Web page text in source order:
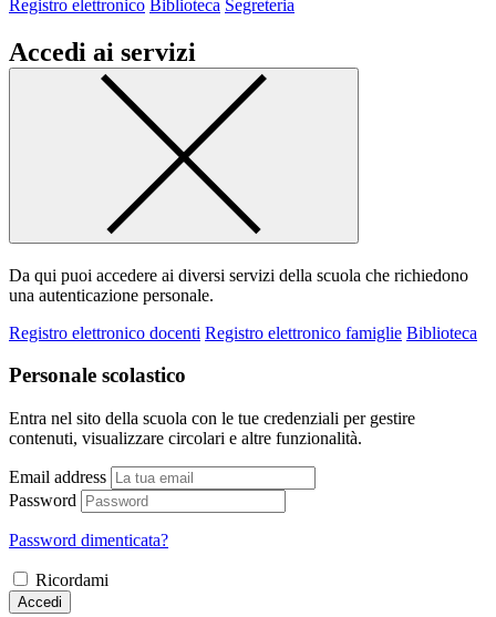
Registro elettronico Biblioteca Segreteria
Accedi ai servizi
Da qui puoi accedere ai diversi servizi della scuola che richiedono
una autenticazione personale.
Registro elettronico docenti Registro elettronico famiglie Biblioteca
Personale scolastico
Entra nel sito della scuola con le tue credenziali per gestire
contenuti, visualizzare circolari e altre funzionalità.
Email address
Password
Password dimenticata?
Ricordami
Accedi